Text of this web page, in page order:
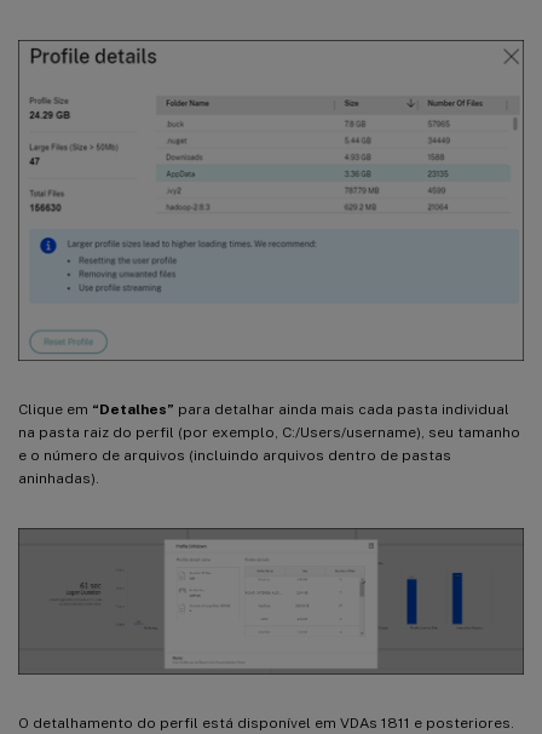
Clique em “Detalhes” para detalhar ainda mais cada pasta individual
na pasta raiz do perfil (por exemplo, C:/Users/username), seu tamanho
e o número de arquivos (incluindo arquivos dentro de pastas
aninhadas).
O detalhamento do perfil está disponível em VDAs 1811 e posteriores.